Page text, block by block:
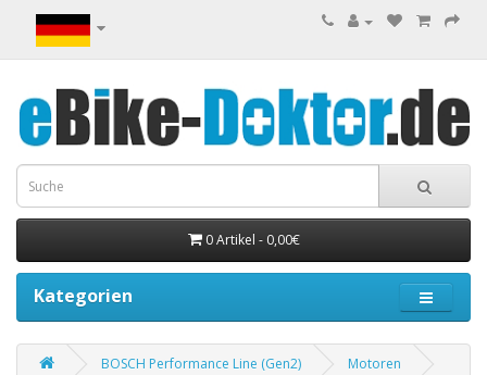
0 Artikel - 0,00€
Kategorien
BOSCH Performance Line (Gen2)
Motoren